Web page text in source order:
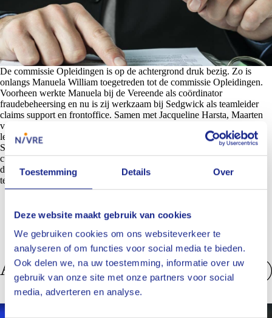
Toestemming Details Over
Deze website maakt gebruik van cookies
We gebruiken cookies om ons websiteverkeer te
analyseren of om functies voor social media te bieden.
Ook delen we, na uw toestemming, informatie over uw
gebruik van onze site met onze partners voor social
media, adverteren en analyse.
De commissie Opleidingen is op de achtergrond druk bezig. Zo is
onlangs Manuela William toegetreden tot de commissie Opleidingen.
Voorheen werkte Manuela bij de Vereende als coördinator
fraudebeheersing en nu is zij werkzaam bij Sedgwick als teamleider
claims support en frontoffice. Samen met Jacqueline Harsta, Maarten
van Rees en Dennis Beets werkt zij aan een vervolgcursus op de
leergang coördinator fraudebeheersing verzekeringen (NIBE-
SVV)/fraudebeheersing door verzekeraars (SPV). De inhoud van de
cursus is grotendeels bekend en nu worden nog de laatste puntjes op
de i gezet. In een volgende nieuwsbrief kunnen wij hierop
terugkomen.
Anderen bekeken ook
Bekijk alles